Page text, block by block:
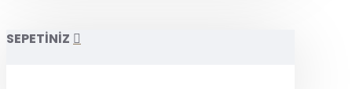
SEPETİNİZ